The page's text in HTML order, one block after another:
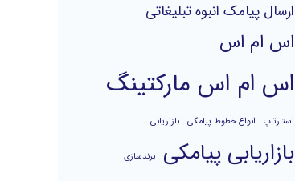
ارسال پیامک انبوه تبلیغاتی
اس ام اس
اس ام اس مارکتینگ
استارتاپ انواع خطوط پیامکی بازاریابی
بازاریابی پیامکی برندسازی